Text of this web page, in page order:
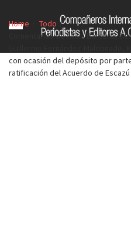
Home
Todo
Comentarios de Alicia Bárcena,
Guillermo Fernández-Maldonado,
con ocasión del depósito por
ratificación del Acuerdo de Escazú